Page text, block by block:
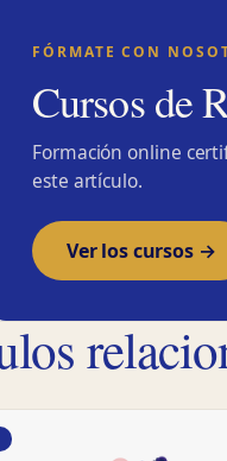
FÓRMATE CON
Cursos de
Formación online
este artículo.
Ver los cursos →